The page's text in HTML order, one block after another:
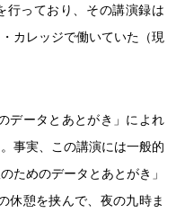
行っており、その講演録は
カレッジで働いていた（現
データとあとがき」によれ
事実、この講演には一般的
ためのデータとあとがき」
休憩を挟んで、夜の九時ま